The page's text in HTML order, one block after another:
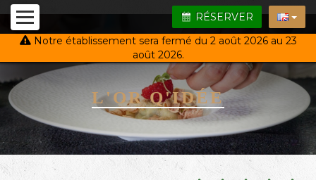
RÉSERVER
Notre établissement sera fermé du 2 août 2026 au 23
août 2026.
L'OR Q'IDÉE